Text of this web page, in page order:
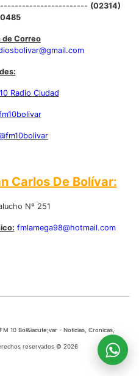
(02314)
de Correo
Radio Ciudad
Carlos De Bolívar:
Nº 251
fmlamega98@hotmail.com
FM 10 Bol&iacute;var - Noticias, Cronicas,
reservados © 2026